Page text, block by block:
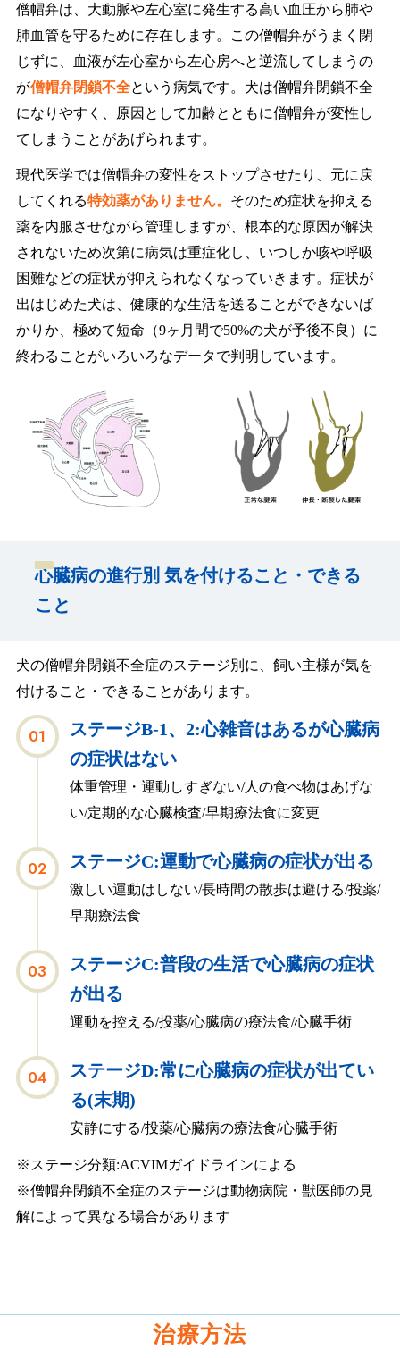
僧帽弁は、大動脈や左心室に発生する高い血圧から肺や
肺血管を守るために存在します。この僧帽弁がうまく閉
じずに、血液が左心室から左心房へと逆流してしまうの
が僧帽弁閉鎖不全という病気です。犬は僧帽弁閉鎖不全
になりやすく、原因として加齢とともに僧帽弁が変性し
てしまうことがあげられます。
現代医学では僧帽弁の変性をストップさせたり、元に戻
してくれる特効薬がありません。 そのため症状を抑える
薬を内服させながら管理しますが、根本的な原因が解決
されないため次第に病気は重症化し、いつしか咳や呼吸
困難などの症状が抑えられなくなっていきます。症状が
出はじめた犬は、健康的な生活を送ることができないば
かりか、極めて短命（9ヶ月間で50%の犬が予後不良）に
終わることがいろいろなデータで判明しています。
心臓病の進行別 気を付けること・できる
こと
犬の僧帽弁閉鎖不全症のステージ別に、飼い主様が気を
付けること・できることがあります。
ステージB-1、2:心雑音はあるが心臓病
の症状はない
体重管理・運動しすぎない/人の食べ物はあげな
い/定期的な心臓検査/早期療法食に変更
ステージC:運動で心臓病の症状が出る
激しい運動はしない/長時間の散歩は避ける/投薬/
早期療法食
ステージC:普段の生活で心臓病の症状
が出る
運動を控える/投薬/心臓病の療法食/心臓手術
ステージD:常に心臓病の症状が出てい
る(末期)
安静にする/投薬/心臓病の療法食/心臓手術
※ステージ分類:ACVIMガイドラインによる
※僧帽弁閉鎖不全症のステージは動物病院・獣医師の見
解によって異なる場合があります
治療方法